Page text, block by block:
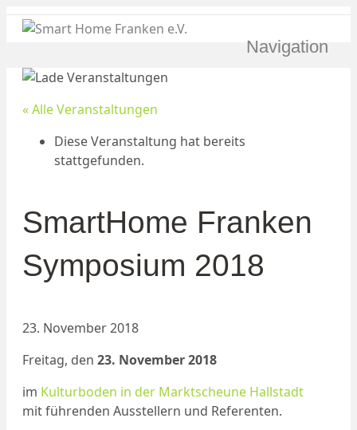
Navigation
« Alle Veranstaltungen
Diese Veranstaltung hat bereits
stattgefunden.
SmartHome Franken
Symposium 2018
23. November 2018
Freitag, den 23. November 2018
im Kulturboden in der Marktscheune Hallstadt
mit führenden Ausstellern und Referenten.